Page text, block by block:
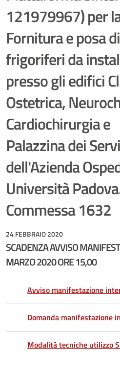
121979967) per
Fornitura e posa
frigoriferi da
presso gli edifici
Ostetrica,
Cardiochirurgia e
Palazzina dei
dell'Azienda
Università
Commessa 1632
24 FEBBRAIO 2020
SCADENZA AVVISO
MARZO 2020 ORE 15,00
Avviso manifestazione
Domanda manifestazione
Modalità tecniche utilizzo